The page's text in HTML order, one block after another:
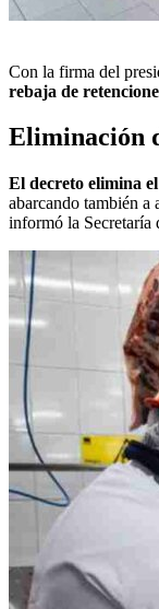
Con la firma del
rebaja de
Eliminación
El decreto elimina
abarcando también a
informó la Secretaría